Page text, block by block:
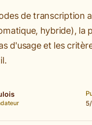
de transcription
hybride), la
d'usage et les